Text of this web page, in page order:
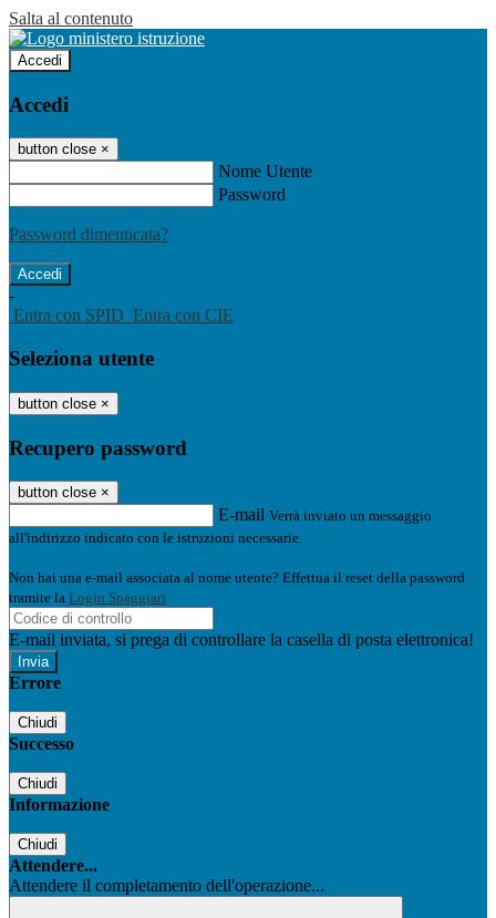
Salta al contenuto
Accedi
Accedi
button close ×
Nome Utente
Password
Password dimenticata?
-
Entra con SPID Entra con CIE
Seleziona utente
button close ×
Recupero password
button close ×
E-mail Verrà inviato un messaggio
all'indirizzo indicato con le istruzioni necessarie.
Non hai una e-mail associata al nome utente? Effettua il reset della password
tramite la Login Spaggiari
E-mail inviata, si prega di controllare la casella di posta elettronica!
Errore
Chiudi
Successo
Chiudi
Informazione
Chiudi
Attendere...
Attendere il completamento dell'operazione...